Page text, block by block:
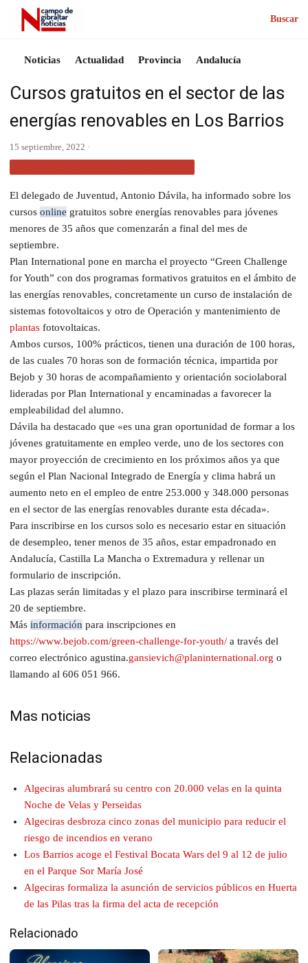
Buscar
Noticias Actualidad Provincia Andalucía
Cursos gratuitos en el sector de las
energías renovables en Los Barrios
15 septiembre, 2022 ·
El delegado de Juventud, Antonio Dávila, ha informado sobre los
cursos online gratuitos sobre energías renovables para jóvenes
menores de 35 años que comenzarán a final del mes de
septiembre.
Plan International pone en marcha el proyecto “Green Challenge
for Youth” con dos programas formativos gratuitos en el ámbito de
las energías renovables, concretamente un curso de instalación de
sistemas fotovoltaicos y otro de Operación y mantenimiento de
plantas fotovoltaicas.
Ambos cursos, 100% prácticos, tienen una duración de 100 horas,
de las cuales 70 horas son de formación técnica, impartida por
Bejob y 30 horas de acompañamiento y orientación sociolaboral
lideradas por Plan International y encaminadas a favorecer la
empleabilidad del alumno.
Dávila ha destacado que «es una gran oportunidad de formar a los
jóvenes gratuitamente en empleo verde, uno de los sectores con
mayor proyección de crecimiento en los próximos años ya que
según el Plan Nacional Integrado de Energía y clima habrá un
aumento neto en el empleo de entre 253.000 y 348.000 personas
en el sector de las energías renovables durante esta década».
Para inscribirse en los cursos solo es necesario estar en situación
de desempleo, tener menos de 35 años, estar empadronado en
Andalucía, Castilla La Mancha o Extremadura y rellenar un
formulario de inscripción.
Las plazas serán limitadas y el plazo para inscribirse terminará el
20 de septiembre.
Más información para inscripciones en
https://www.bejob.com/green-challenge-for-youth/ a través del
correo electrónico agustina.gansievich@planinternational.org o
llamando al 606 051 966.
Mas noticias
Relacionadas
Algeciras alumbrará su centro con 20.000 velas en la quinta
Noche de Velas y Perseidas
Algeciras desbroza cinco zonas del municipio para reducir el
riesgo de incendios en verano
Los Barrios acoge el Festival Bocata Wars del 9 al 12 de julio
en el Parque Sor María José
Algeciras formaliza la asunción de servicios públicos en Huerta
de las Pilas tras la firma del acta de recepción
Relacionado